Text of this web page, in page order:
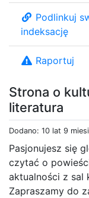
Strona o
literatura
Dodano: 10 lat 9
Pasjonujesz się
czytać o
aktualności z sal
Zapraszamy do
Podlinkuj
indeksację
Raportuj